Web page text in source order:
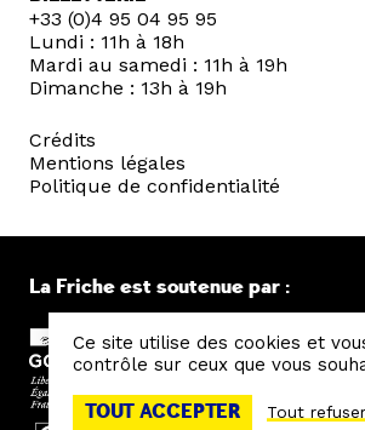
+33 (0)4 95 04 95 95
Lundi : 11h à 18h
Mardi au samedi : 11h à 19h
Dimanche : 13h à 19h
Crédits
Mentions légales
Politique de confidentialité
La Friche est soutenue par :
Ce site utilise des cookies et
contrôle sur ceux que vous
TOUT ACCEPTER Tout refuser